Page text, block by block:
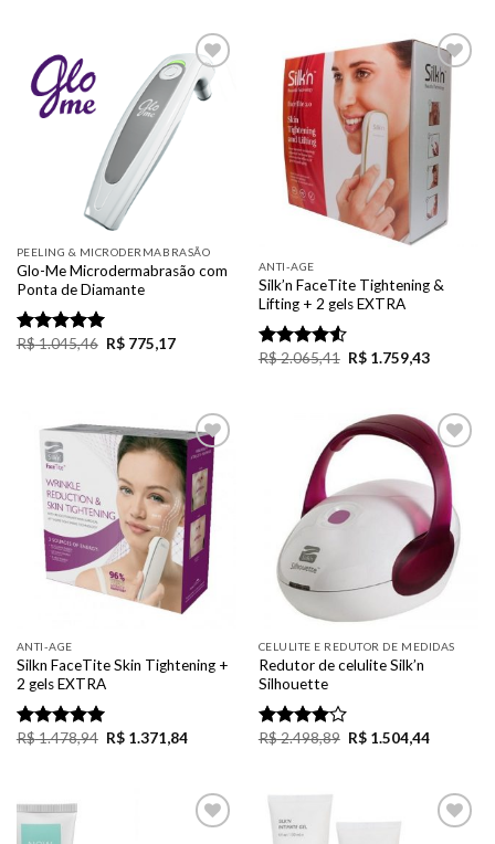
Add to
Wishlist
PEELING & MICRODERMABRASÃO
Glo-Me Microdermabrasão com
Ponta de Diamante
Rated5.00
R$1.045,46 R$775,17
Add to
Wishlist
ANTI-AGE
Silk’n FaceTite Tightening &
Lifting + 2 gels EXTRA
Rated
R$2.065,41 R$1.759,43
Add to
Wishlist
ANTI-AGE
Silkn FaceTite Skin Tightening +
2 gels EXTRA
Rated5.00
R$1.478,94 R$1.371,84
Add to
Wishlist
CELULITE E REDUTOR DE MEDIDAS
Redutor de celulite Silk’n
Silhouette
Rated
R$2.498,89 R$1.504,44